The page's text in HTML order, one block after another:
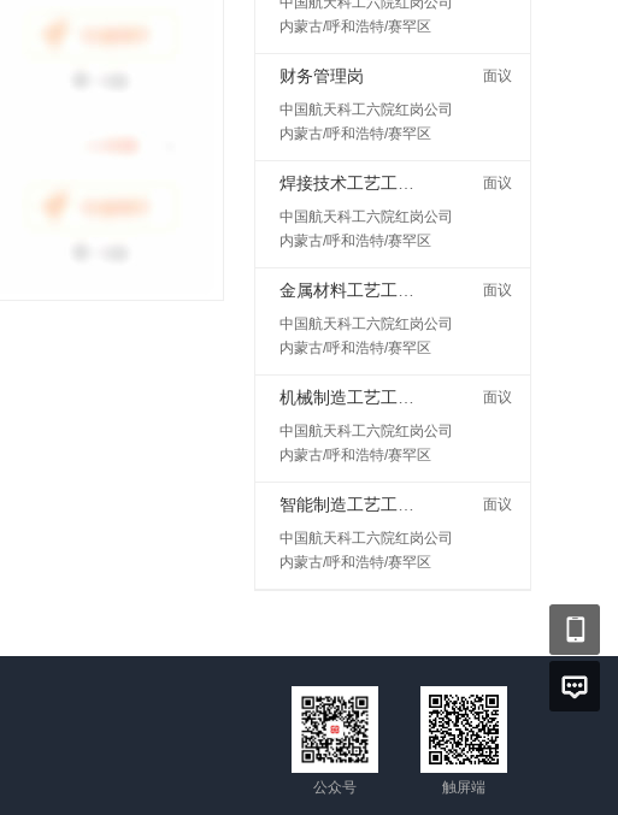
内蒙古/呼和浩特/赛罕区
财务管理岗
面议
中国航天科工六院红岗公司
内蒙古/呼和浩特/赛罕区
面议
中国航天科工六院红岗公司
内蒙古/呼和浩特/赛罕区
面议
中国航天科工六院红岗公司
内蒙古/呼和浩特/赛罕区
面议
中国航天科工六院红岗公司
内蒙古/呼和浩特/赛罕区
面议
中国航天科工六院红岗公司
内蒙古/呼和浩特/赛罕区
公众号 触屏端